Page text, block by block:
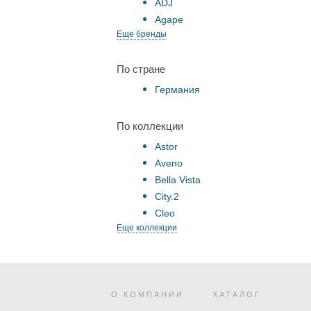
ADJ
Agape
Еще бренды
По стране
Германия
По коллекции
Astor
Aveno
Bella Vista
City.2
Cleo
Еще коллекции
О КОМПАНИИ КАТАЛОГ